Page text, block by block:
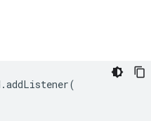
.addListener(